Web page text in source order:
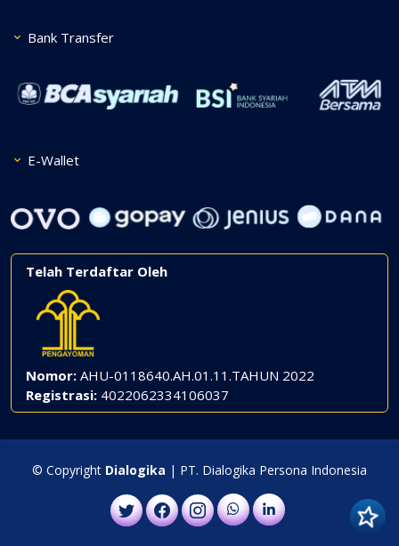
Bank Transfer
E-Wallet
Telah Terdaftar Oleh
Nomor: AHU-0118640.AH.01.11.TAHUN 2022
Registrasi: 4022062334106037
© Copyright Dialogika | PT. Dialogika Persona Indonesia